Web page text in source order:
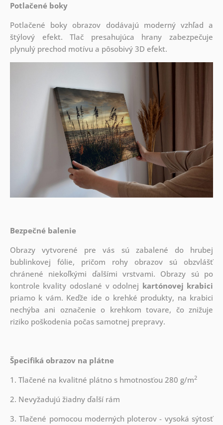
Potlačené boky
Potlačené boky obrazov dodávajú moderný vzhľad a
štýlový efekt. Tlač presahujúca hrany zabezpečuje
plynulý prechod motívu a pôsobivý 3D efekt.
Bezpečné balenie
Obrazy vytvorené pre vás sú zabalené do hrubej
bublinkovej fólie, pričom rohy obrazov sú obzvlášť
chránené niekoľkými ďalšími vrstvami. Obrazy sú po
kontrole kvality odoslané v odolnej kartónovej krabici
priamo k vám. Keďže ide o krehké produkty, na krabici
nechýba ani označenie o krehkom tovare, čo znižuje
riziko poškodenia počas samotnej prepravy.
Špecifiká obrazov na plátne
1. Tlačené na kvalitné plátno s hmotnosťou 280 g/m2
2. Nevyžadujú žiadny ďalší rám
3. Tlačené pomocou moderných ploterov - vysoká sýtosť